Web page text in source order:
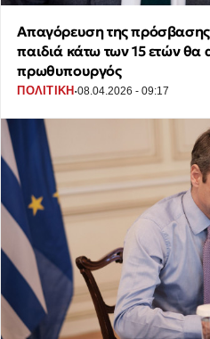
Απαγόρευση της
παιδιά κάτω των 15 ετών
πρωθυπουργός
ΠΟΛΙΤΙΚΗ ·08.04.2026 - 09:17